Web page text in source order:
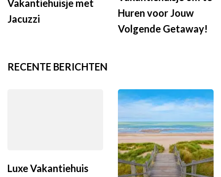
Vakantiehuisje met
Jacuzzi
Huren voor Jouw
Volgende Getaway!
RECENTE BERICHTEN
Luxe Vakantiehuis